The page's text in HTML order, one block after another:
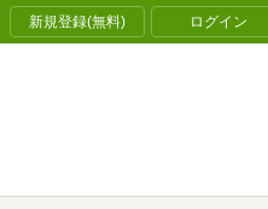
新規登録(無料) ログイン